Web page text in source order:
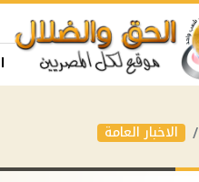
الاخبار العامة